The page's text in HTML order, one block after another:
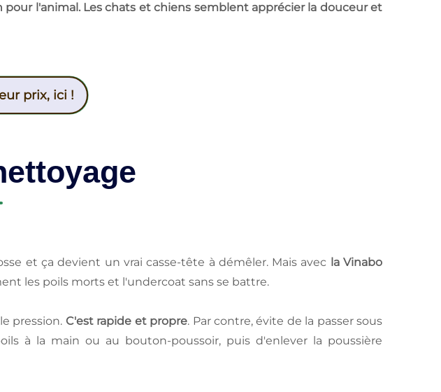
l'animal. Les chats et chiens semblent apprécier la douceur et
prix, ici !
et ça devient un vrai casse-tête à démêler. Mais avec la Vinabo
les poils morts et l'undercoat sans se battre.
pression. C'est rapide et propre. Par contre, évite de la passer sous
à la main ou au bouton-poussoir, puis d'enlever la poussière